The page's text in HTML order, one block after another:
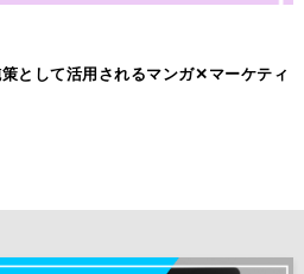
として活用されるマンガ✕マーケティ